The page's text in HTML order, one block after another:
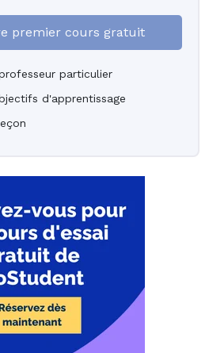
premier cours gratuit
particulier
d'apprentissage